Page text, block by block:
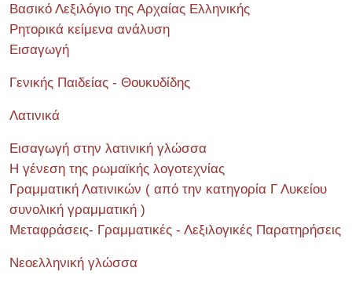
Βασικό Λεξιλόγιο της Αρχαίας Ελληνικής
Ρητορικά κείμενα ανάλυση
Εισαγωγή
Γενικής Παιδείας - Θουκυδίδης
Λατινικά
Εισαγωγή στην λατινική γλώσσα
Η γένεση της ρωμαϊκής λογοτεχνίας
Γραμματική Λατινικών ( από την κατηγορία Γ Λυκείου
συνολική γραμματική )
Μεταφράσεις- Γραμματικές - Λεξιλογικές Παρατηρήσεις
Νεοελληνική γλώσσα